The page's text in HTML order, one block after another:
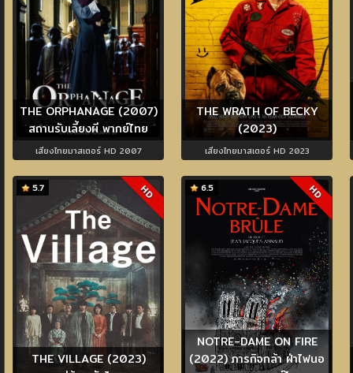
THE ORPHANAGE (2007)
สถานรับเลี้ยงผี พากย์ไทย
เสียงไทยมาสเตอร์ HD 2007
THE WRATH OF BECKY
(2023)
เสียงไทยมาสเตอร์ HD 2023
THE VILLAGE (2023)
5.7 HD
NOTRE-DAME ON FIRE
(2022) ภารกิจกล้า ฝ่าไฟนอ
6.5 HD